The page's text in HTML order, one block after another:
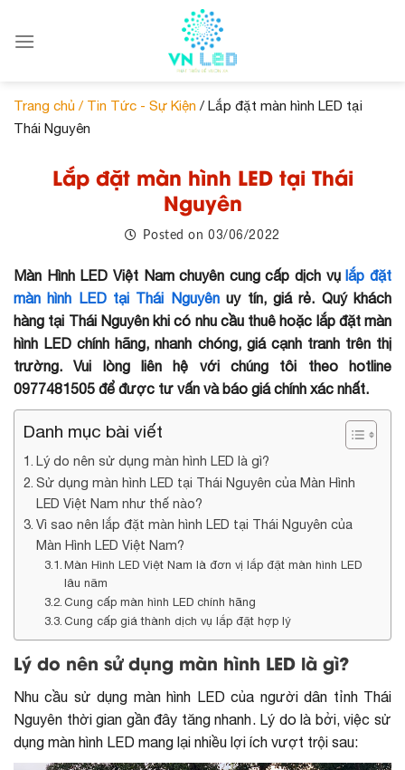
Trang chủ / Tin Tức - Sự Kiện / Lắp đặt màn hình LED tại
Thái Nguyên
Lắp đặt màn hình LED tại Thái
Nguyên
Posted on03/06/2022
Màn Hình LED Việt Nam chuyên cung cấp dịch vụlắp đặt
màn hình LED tại Thái Nguyênuy tín, giá rẻ. Quý khách
hàng tại Thái Nguyên khi có nhu cầu thuê hoặc lắp đặt màn
hình LED chính hãng, nhanh chóng, giá cạnh tranh trên thị
trường. Vui lòng liên hệ với chúng tôi theo hotline
0977481505 để được tư vấn và báo giá chính xác nhất.
Danh mục bài viết
Lý do nên sử dụng màn hình LED là gì?
Sử dụng màn hình LED tại Thái Nguyên của Màn Hình
LED Việt Nam như thế nào?
Vì sao nên lắp đặt màn hình LED tại Thái Nguyên của
Màn Hình LED Việt Nam?
Màn Hình LED Việt Nam là đơn vị lắp đặt màn hình LED
lâu năm
Cung cấp màn hình LED chính hãng
Cung cấp giá thành dịch vụ lắp đặt hợp lý
Lý do nên sử dụng màn hình LED là gì?
Nhu cầu sử dụng màn hình LED của người dân tỉnh Thái
Nguyên thời gian gần đây tăng nhanh. Lý do là bởi, việc sử
dụng màn hình LED mang lại nhiều lợi ích vượt trội sau: